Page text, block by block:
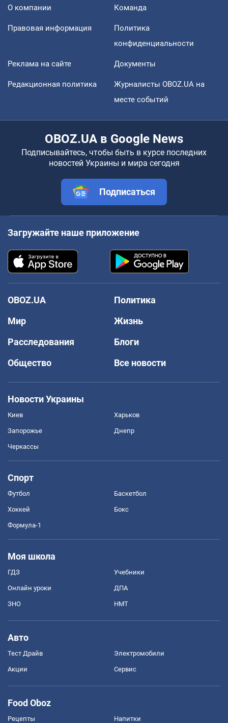
О компании Команда
Правовая информация
Политика
конфиденциальности
Реклама на сайте Документы
Редакционная политика
Журналисты OBOZ.UA на
месте событий
OBOZ.UA в Google News
Подписывайтесь, чтобы быть в курсе последних
новостей Украины и мира сегодня
Подписаться
Загружайте наше приложение
OBOZ.UA
Политика
Мир
Жизнь
Расследования
Блоги
Общество
Все новости
Новости Украины
Киев Харьков
Запорожье Днепр
Черкассы
Спорт
Футбол Баскетбол
Хоккей Бокс
Формула-1
Моя школа
ГДЗ Учебники
Онлайн уроки ДПА
ЗНО НМТ
Авто
Тест Драйв Электромобили
Акции Сервис
Food Oboz
Рецепты Напитки